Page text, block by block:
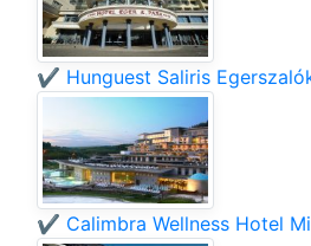
✔️ Hunguest Saliris
✔️ Calimbra Wellness Hotel